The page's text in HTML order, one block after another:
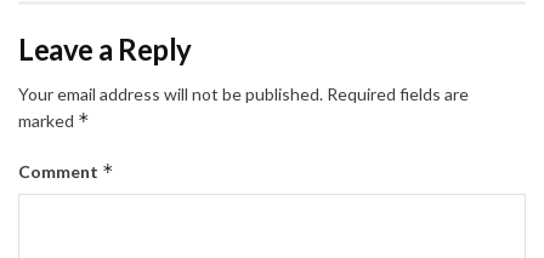
Leave a Reply
Your email address will not be published. Required fields are
marked *
Comment *